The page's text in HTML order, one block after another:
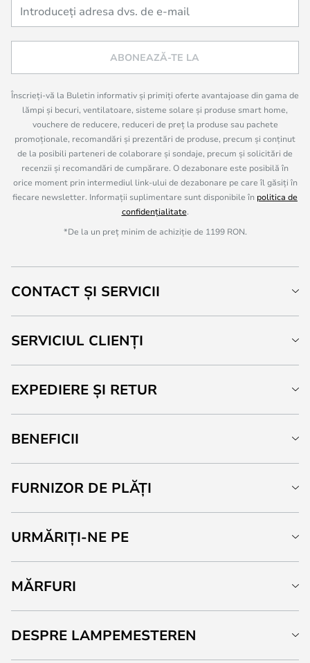
ABONEAZĂ-TE LA
Înscrieți-vă la Buletin informativ și primiți oferte avantajoase din gama de
lămpi și becuri, ventilatoare, sisteme solare și produse smart home,
vouchere de reducere, reduceri de preț la produse sau pachete
promoționale, recomandări și prezentări de produse, precum și conținut
de la posibili parteneri de colaborare și sondaje, precum și solicitări de
recenzii și recomandări de cumpărare. O dezabonare este posibilă în
orice moment prin intermediul link-ului de dezabonare pe care îl găsiți în
fiecare newsletter. Informații suplimentare sunt disponibile în politica de
confidențialitate.
*De la un preț minim de achiziție de 1199 RON.
CONTACT ȘI SERVICII
SERVICIUL CLIENȚI
EXPEDIERE ȘI RETUR
BENEFICII
FURNIZOR DE PLĂȚI
URMĂRIȚI-NE PE
MĂRFURI
DESPRE LAMPEMESTEREN